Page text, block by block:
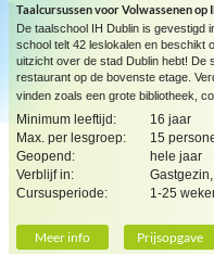
Taalcursussen voor Volwassenen op
De taalschool IH Dublin is gevestigd
school telt 42 leslokalen en beschikt
uitzicht over de stad Dublin hebt!
restaurant op de bovenste etage.
vinden zoals een grote bibliotheek,
Minimum leeftijd:
16 jaar
Max. per lesgroep:
15
Geopend:
hele jaar
Verblijf in:
Cursusperiode:
1-25
Meer info Prijsopgave